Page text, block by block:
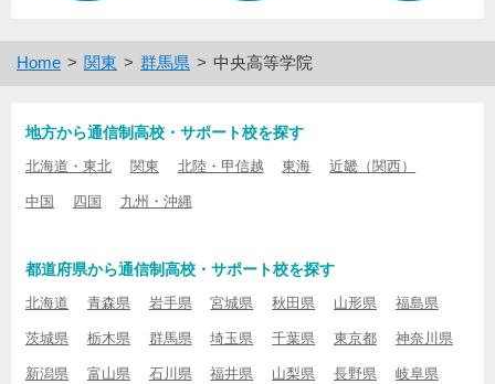
Home 関東 群馬県 中央高等学院
地方から通信制高校・サポート校を探す
北海道・東北 関東 北陸・甲信越 東海 近畿（関西）
中国 四国 九州・沖縄
都道府県から通信制高校・サポート校を探す
北海道 青森県 岩手県 宮城県 秋田県 山形県 福島県
茨城県 栃木県 群馬県 埼玉県 千葉県 東京都 神奈川県
新潟県 富山県 石川県 福井県 山梨県 長野県 岐阜県